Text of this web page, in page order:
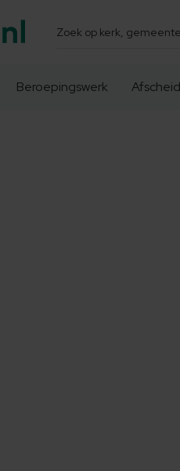
Zoeken
Beroepingswerk